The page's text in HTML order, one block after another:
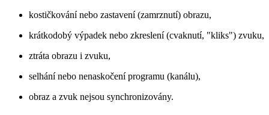
kostičkování nebo zastavení (zamrznutí) obrazu,
krátkodobý výpadek nebo zkreslení (cvaknutí, "kliks") zvuku,
ztráta obrazu i zvuku,
selhání nebo nenaskočení programu (kanálu),
obraz a zvuk nejsou synchronizovány.